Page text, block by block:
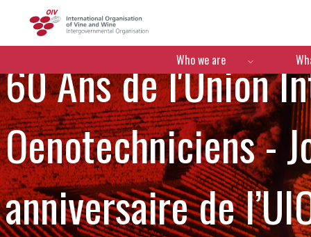
Menú de
Who we are
60 Ans de l'Union
Oenotechniciens -
anniversaire de